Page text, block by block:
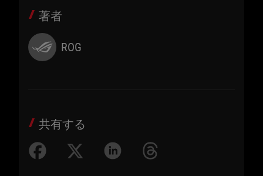
著者
ROG
共有する